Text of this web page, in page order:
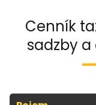
Cenník
sadzby